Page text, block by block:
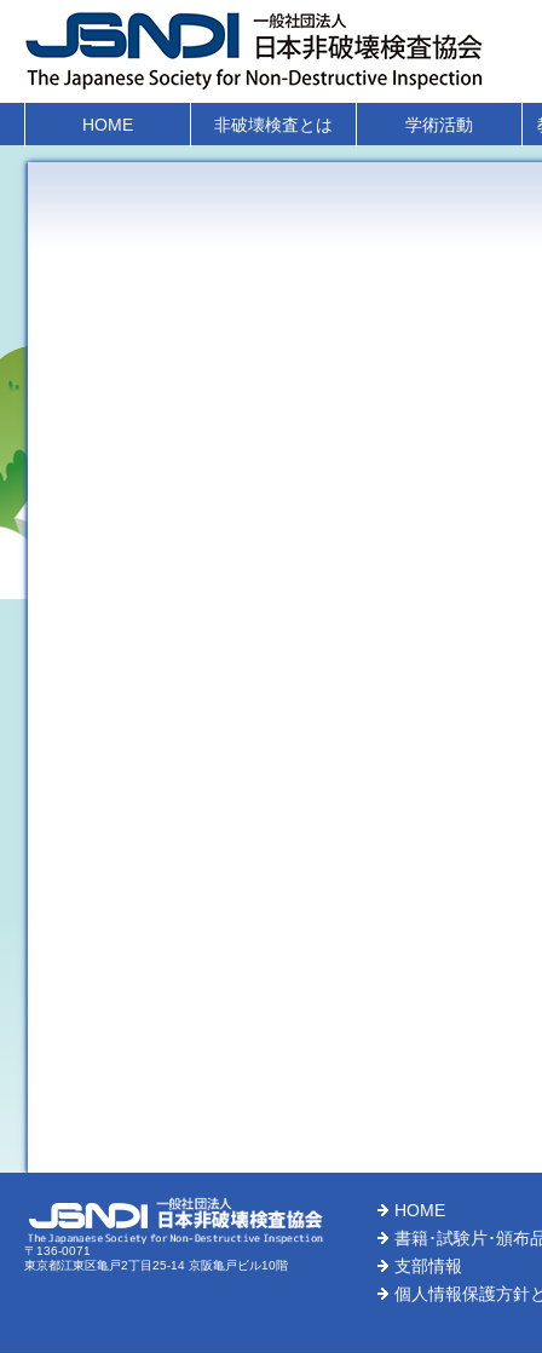
HOME 非破壊検査とは 学術活動
〒136-0071
東京都江東区亀戸2丁目25-14 京阪亀戸ビル10階
HOME
書籍･試験片･頒布
支部情報
個人情報保護方針